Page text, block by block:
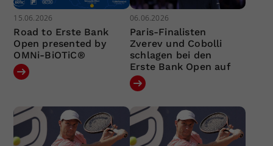
15.06.2026
Road to Erste Bank
Open presented by
OMNi-BiOTiC®
06.06.2026
Paris-Finalisten
Zverev und Cobolli
schlagen bei den
Erste Bank Open auf